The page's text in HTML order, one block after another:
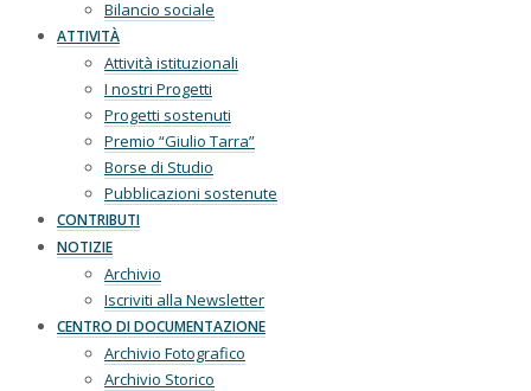
Bilancio sociale
ATTIVITÀ
Attività istituzionali
I nostri Progetti
Progetti sostenuti
Premio “Giulio Tarra”
Borse di Studio
Pubblicazioni sostenute
CONTRIBUTI
NOTIZIE
Archivio
Iscriviti alla Newsletter
CENTRO DI DOCUMENTAZIONE
Archivio Fotografico
Archivio Storico